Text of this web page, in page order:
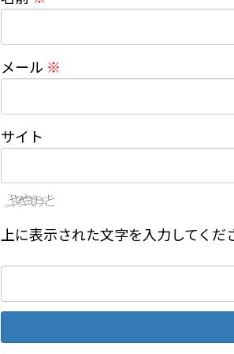
メール ※
サイト
上に表示された文字を入力してくだ